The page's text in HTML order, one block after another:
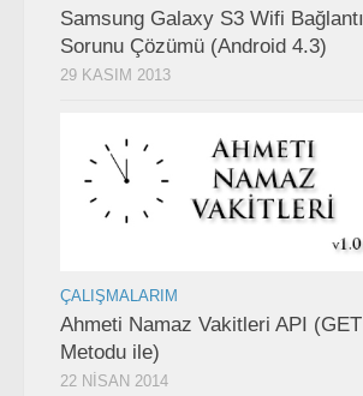
Samsung Galaxy S3 Wifi Bağlantı
Sorunu Çözümü (Android 4.3)
29 KASIM 2013
ÇALIŞMALARIM
Ahmeti Namaz Vakitleri API (GET
Metodu ile)
22 NISAN 2014